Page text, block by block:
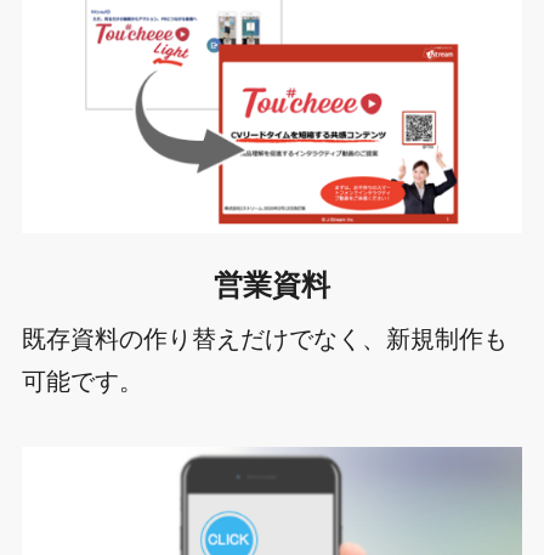
営業資料
既存資料の作り替えだけでなく、新規制作も
可能です。